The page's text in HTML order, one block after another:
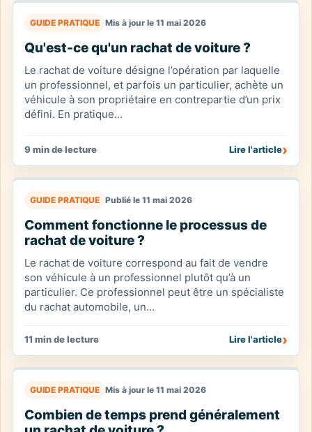
GUIDE PRATIQUE Mis à jour le 11 mai 2026
Qu'est-ce qu'un rachat de voiture ?
Le rachat de voiture désigne l’opération par laquelle
un professionnel, et parfois un particulier, achète un
véhicule à son propriétaire en contrepartie d’un prix
défini. En pratique...
9 min de lecture Lire l'article›
GUIDE PRATIQUE Publié le 11 mai 2026
Comment fonctionne le processus de
rachat de voiture ?
Le rachat de voiture correspond au fait de vendre
son véhicule à un professionnel plutôt qu’à un
particulier. Ce professionnel peut être un spécialiste
du rachat automobile, un...
11 min de lecture Lire l'article›
GUIDE PRATIQUE Mis à jour le 11 mai 2026
Combien de temps prend généralement